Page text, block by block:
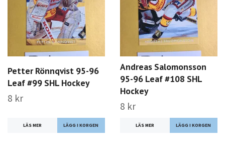
Petter Rönnqvist 95-96
Leaf #99 SHL Hockey
8 kr
LÄS MER
Andreas Salomonsson
95-96 Leaf #108 SHL
Hockey
8 kr
LÄS MER